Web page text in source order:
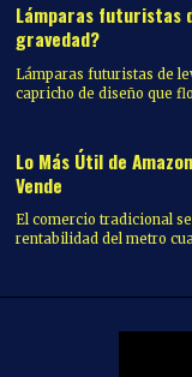
Lámparas futuristas
gravedad?
Lámparas futuristas de
capricho de diseño que
Lo Más Útil de
Vende
El comercio tradicional
rentabilidad del metro